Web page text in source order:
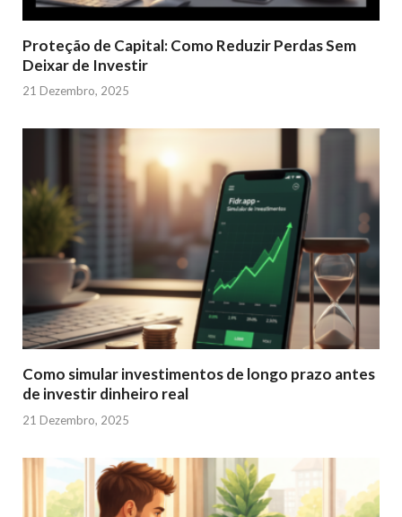
Proteção de Capital: Como Reduzir Perdas Sem
Deixar de Investir
21 Dezembro, 2025
Como simular investimentos de longo prazo antes
de investir dinheiro real
21 Dezembro, 2025